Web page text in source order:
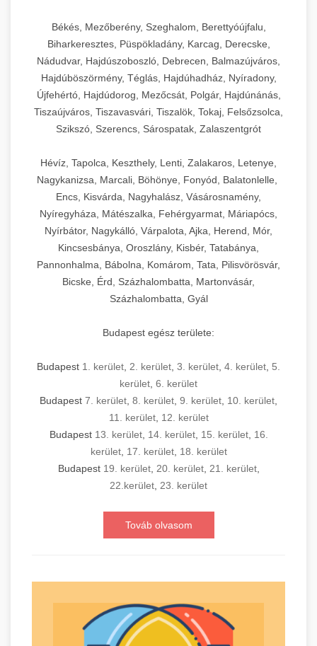
Békés, Mezőberény, Szeghalom, Berettyóújfalu,
Biharkeresztes, Püspökladány, Karcag, Derecske,
Nádudvar, Hajdúszoboszló, Debrecen, Balmazújváros,
Hajdúböszörmény, Téglás, Hajdúhadház, Nyíradony,
Újfehértó, Hajdúdorog, Mezőcsát, Polgár, Hajdúnánás,
Tiszaújváros, Tiszavasvári, Tiszalök, Tokaj, Felsőzsolca,
Szikszó, Szerencs, Sárospatak, Zalaszentgrót
Hévíz, Tapolca, Keszthely, Lenti, Zalakaros, Letenye,
Nagykanizsa, Marcali, Böhönye, Fonyód, Balatonlelle,
Encs, Kisvárda, Nagyhalász, Vásárosnamény,
Nyíregyháza, Mátészalka, Fehérgyarmat, Máriapócs,
Nyírbátor, Nagykálló, Várpalota, Ajka, Herend, Mór,
Kincsesbánya, Oroszlány, Kisbér, Tatabánya,
Pannonhalma, Bábolna, Komárom, Tata, Pilisvörösvár,
Bicske, Érd, Százhalombatta, Martonvásár,
Százhalombatta, Gyál
Budapest egész területe:
Budapest 1. kerület, 2. kerület, 3. kerület, 4. kerület, 5.
kerület, 6. kerület
Budapest 7. kerület, 8. kerület, 9. kerület, 10. kerület,
11. kerület, 12. kerület
Budapest 13. kerület, 14. kerület, 15. kerület, 16.
kerület, 17. kerület, 18. kerület
Budapest 19. kerület, 20. kerület, 21. kerület,
22.kerület, 23. kerület
Továb olvasom